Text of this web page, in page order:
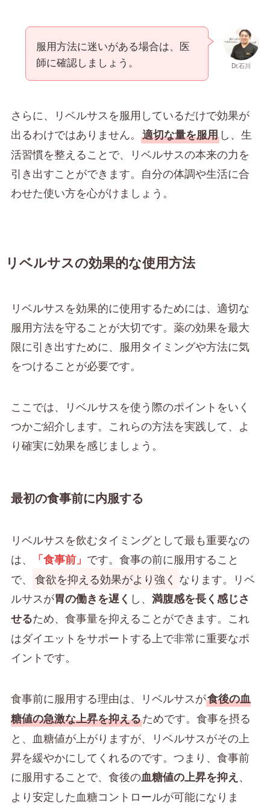
Dr.石川
服用方法に迷いがある場合は、医
師に確認しましょう。
さらに、リベルサスを服用しているだけで効果が
出るわけではありません。 適切な量を服用し、生
活習慣を整えることで、リベルサスの本来の力を
引き出すことができます。自分の体調や生活に合
わせた使い方を心がけましょう。
リベルサスの効果的な使用方法
リベルサスを効果的に使用するためには、適切な
服用方法を守ることが大切です。薬の効果を最大
限に引き出すために、服用タイミングや方法に気
をつけることが必要です。
ここでは、リベルサスを使う際のポイントをいく
つかご紹介します。これらの方法を実践して、よ
り確実に効果を感じましょう。
最初の食事前に内服する
リベルサスを飲むタイミングとして最も重要なの
は、
「食事前」 です。食事の前に服用すること
で、
食欲を抑える効果がより強く なります。リベ
ルサスが胃の働きを遅く し、 満腹感を長く感じさ
せるため、食事量を抑えることができます。これ
はダイエットをサポートする上で非常に重要なポ
イントです。
食事前に服用する理由は、リベルサスが食後の血
糖値の急激な上昇を抑えるためです。食事を摂る
と、血糖値が上がりますが、リベルサスがその上
昇を緩やかにしてくれるのです。つまり、食事前
に服用することで、食後の血糖値の上昇を抑え 、
より安定した血糖コントロールが可能になりま